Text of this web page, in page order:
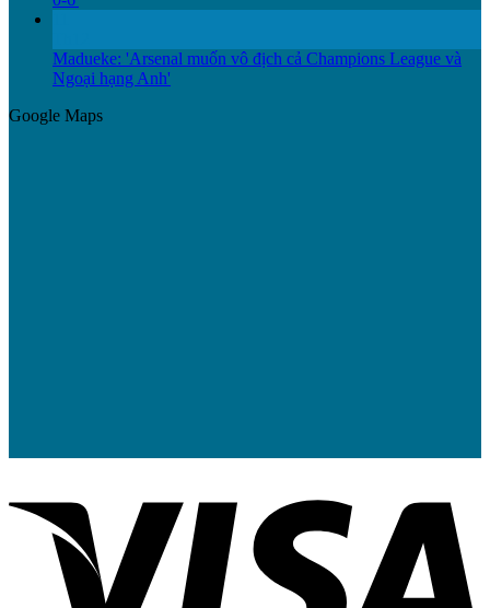
Madueke: 'Arsenal muốn vô địch cả Champions League và
Ngoại hạng Anh'
Google Maps